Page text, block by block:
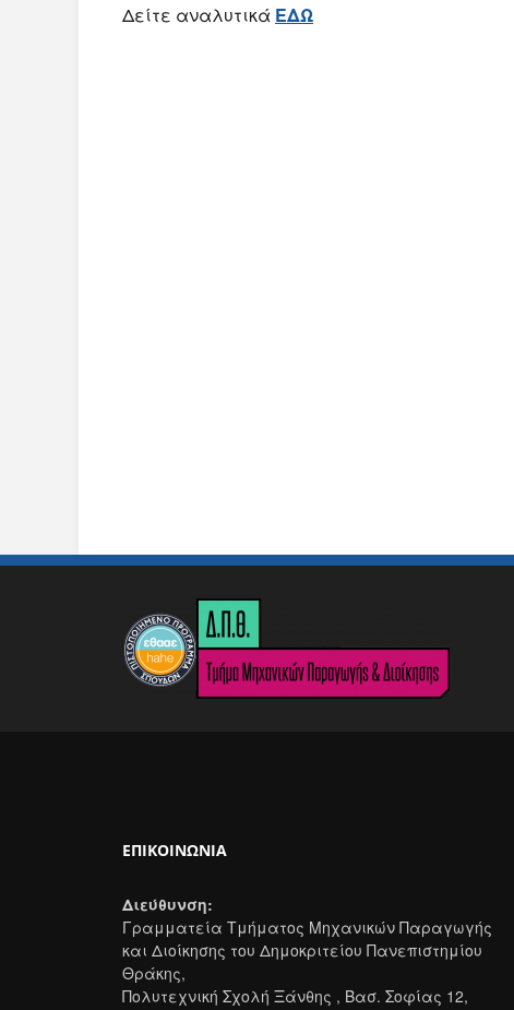
Δείτε αναλυτικά ΕΔΩ
ΕΠΙΚΟΙΝΩΝΊΑ
Διεύθυνση:
Γραμματεία Τμήματος Μηχανικών Παραγωγής
και Διοίκησης του Δημοκριτείου Πανεπιστημίου
Θράκης,
Πολυτεχνική Σχολή Ξάνθης , Βασ. Σοφίας 12,